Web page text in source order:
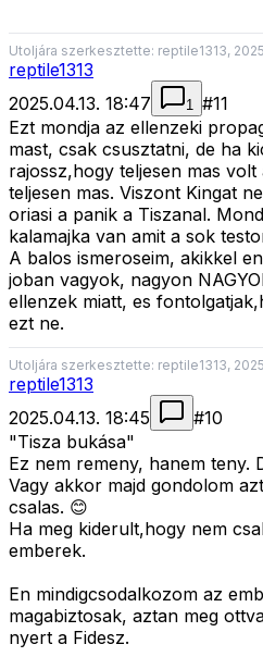
Utoljára szerkesztette: reptile1313,
reptile1313
2025.04.13. 18:47
1 #11
Ezt mondja az ellenzeki
mast, csak csusztatni, de ha
rajossz,hogy teljesen mas
teljesen mas. Viszont Kingat
oriasi a panik a Tiszanal.
kalamajka van amit a sok
A balos ismeroseim, akikkel
joban vagyok, nagyon
ellenzek miatt, es
ezt ne.
Utoljára szerkesztette: reptile1313,
reptile1313
2025.04.13. 18:45
#10
"Tisza bukása"
Ez nem remeny, hanem teny.
Vagy akkor majd gondolom
csalas. 😊
Ha meg kiderult,hogy nem
emberek.
En mindigcsodalkozom az
magabiztosak, aztan meg
nyert a Fidesz.